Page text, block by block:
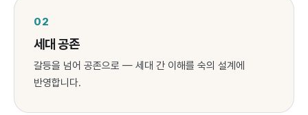
02
세대 공존
갈등을 넘어 공존으로 — 세대 간 이해를 숙의 설계에
반영합니다.